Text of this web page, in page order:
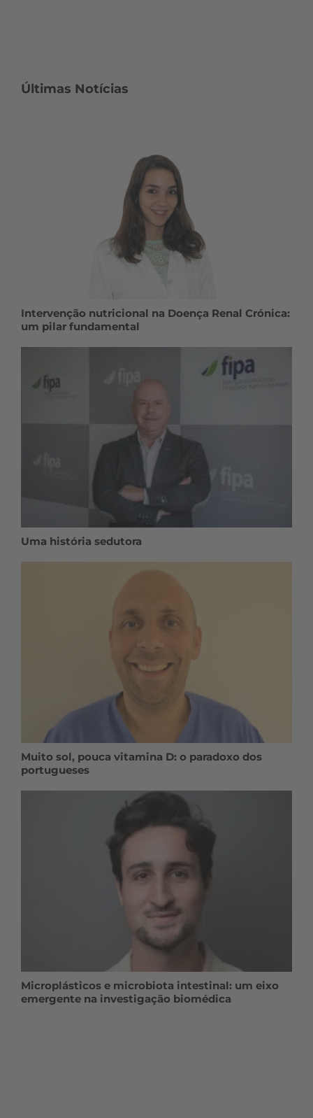
Últimas Notícias
Intervenção nutricional na Doença Renal Crónica:
um pilar fundamental
Uma história sedutora
Muito sol, pouca vitamina D: o paradoxo dos
portugueses
Microplásticos e microbiota intestinal: um eixo
emergente na investigação biomédica